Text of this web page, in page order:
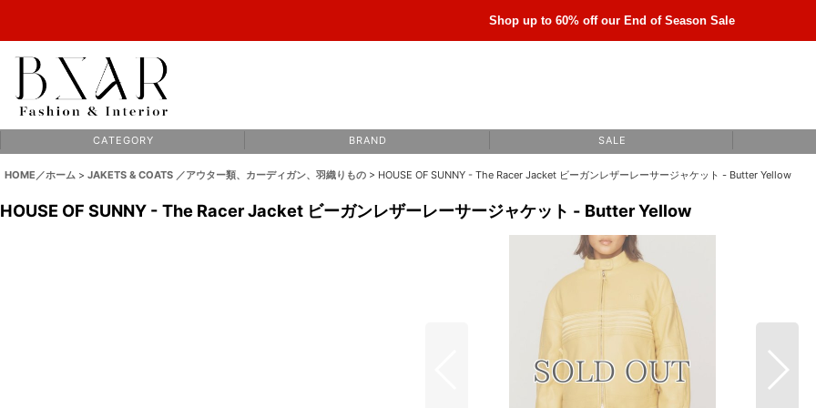
Shop up to 60% off our End of Season Sale
C A T E G O R Y B R A N D S A L E
HOME／ホーム > JAKETS & COATS ／アウター類、カーディガン、羽織りもの > HOUSE OF SUNNY - The Racer Jacket ビーガンレザーレーサージャケット - Butter Yellow
HOUSE OF SUNNY - The Racer Jacket ビーガンレザーレーサージャケット - Butter Yellow